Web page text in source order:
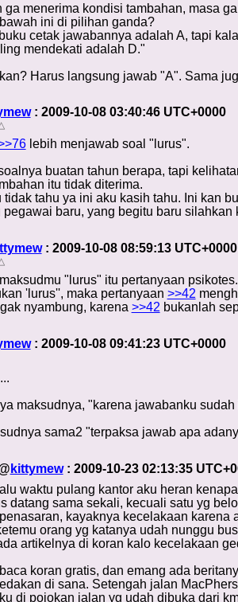
ga menerima kondisi tambahan, masa
ini di pilihan ganda?
cetak jawabannya adalah A, tapi
mendekati adalah D."
Harus langsung jawab "A". Sama
: 2009-10-08 03:40:46 UTC+0000
lebih menjawab soal "lurus".
buatan tahun berapa, tapi
itu tidak diterima.
tidak tahu ya ini aku kasih tahu. Ini kan
pegawai baru, yang begitu baru silahkan
: 2009-10-08 08:59:13 UTC+0000
"lurus" itu pertanyaan
'lurus'', maka pertanyaan >>42
nyambung, karena >>42 bukanlah
: 2009-10-08 09:41:23 UTC+0000
maksudnya, "karena jawabanku
sama2 "terpaksa jawab apa
kittymew: 2009-10-23 02:13:35
waktu pulang kantor aku heran
datang sama sekali, kecuali satu yg
kayaknya kecelakaan
orang yg katanya udah nunggu
artikelnya di koran kalo kecelakaan
koran gratis, dan emang ada
di sana. Setengah jalan
di pojokan jalan yg udah dibuka dari